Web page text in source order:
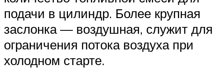
подачи в цилиндр. Более крупная
заслонка — воздушная, служит для
ограничения потока воздуха при
холодном старте.